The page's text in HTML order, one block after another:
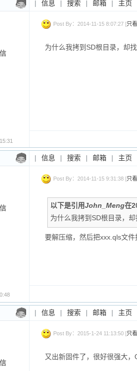
| 信息 | 搜索 | 邮箱 | 主页
Post By：2014-11-15 8:07:27 [只
为什么我拷到SD根目录，却
| 信息 | 搜索 | 邮箱 | 主页
Post By：2014-11-15 9:31:38 [只
以下是引用John_Meng在
为什么我拷到SD根目录，却
要解压缩，然后把xxx.qls文件
| 信息 | 搜索 | 邮箱 | 主页
Post By：2015-1-24 11:13:50 [只
又出新固件了，很好很强大